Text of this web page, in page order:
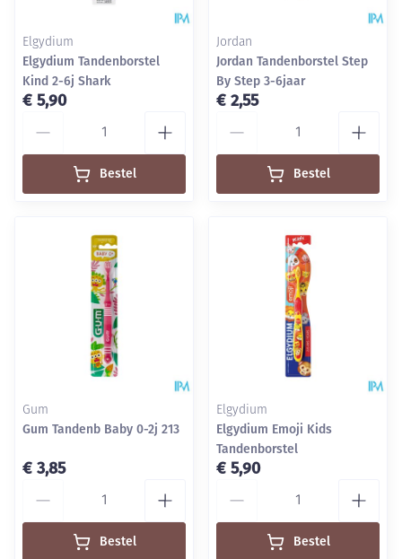
Elgydium
Elgydium Tandenborstel
Kind 2-6j Shark
€ 5,90
Bestel
Jordan
Jordan Tandenborstel Step
By Step 3-6jaar
€ 2,55
Bestel
Gum
Gum Tandenb Baby 0-2j 213
€ 3,85
Bestel
Elgydium
Elgydium Emoji Kids
Tandenborstel
€ 5,90
Bestel